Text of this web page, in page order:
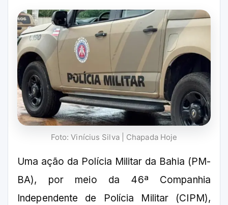
Foto: Vinícius Silva | Chapada Hoje
Uma ação da Polícia Militar da Bahia (PM-
BA), por meio da 46ª Companhia
Independente de Polícia Militar (CIPM),